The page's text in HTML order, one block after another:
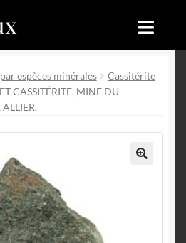
espèces minérales
Cassitérite
CASSITÉRITE, MINE DU